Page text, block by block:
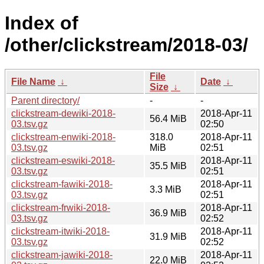
Index of
/other/clickstream/2018-03/
File Name ↓
File
Size ↓
Date ↓
Parent directory/
-
-
clickstream-dewiki-2018-
03.tsv.gz
56.4 MiB
2018-Apr-11
02:50
clickstream-enwiki-2018-
03.tsv.gz
318.0
MiB
2018-Apr-11
02:51
clickstream-eswiki-2018-
03.tsv.gz
35.5 MiB
2018-Apr-11
02:51
clickstream-fawiki-2018-
03.tsv.gz
3.3 MiB
2018-Apr-11
02:51
clickstream-frwiki-2018-
03.tsv.gz
36.9 MiB
2018-Apr-11
02:52
clickstream-itwiki-2018-
03.tsv.gz
31.9 MiB
2018-Apr-11
02:52
clickstream-jawiki-2018-
22.0 MiB
2018-Apr-11